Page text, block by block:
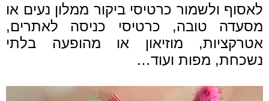
לאסוף ולשמור כרטיסי ביקור ממלון נעים או
מסעדה טובה, כרטיסי כניסה לאתרים,
אטרקציות, מוזיאון או מהופעה בלתי
נשכחת, מפות ועוד…